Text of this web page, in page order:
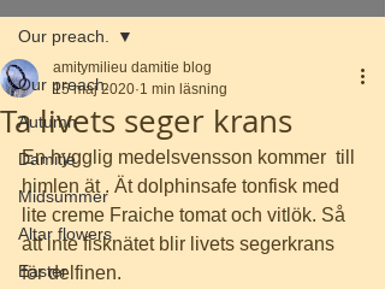
Our preach.
Autumn
Damitie
Midsummer
Altar flowers
Easter
Our preach.
Ta livets seger krans
amitymilieu damitie blog
15 maj 2020 1 min läsning
En hygglig medelsvensson kommer  till
himlen ät . Ät dolphinsafe tonfisk med
lite creme Fraiche tomat och vitlök. Så
att inte fisknätet blir livets segerkrans
för delfinen.